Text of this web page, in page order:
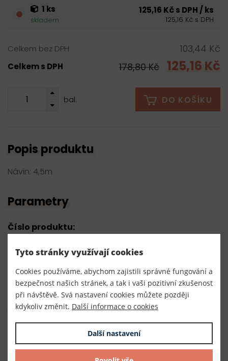
1 ks
skladem
125,16 Kč s DPH / ks
125,16 Kč s DPH
Celkem bez DPH 103,44 Kč
Celkem s DPH 178,80 Kč 125,16 Kč
bal. DO KOŠÍKU
Popis produktu
Návin: 4,5m
Parametry
Číslo produktu:
TKACZIK s.r.o.
Složení
Tyto stránky využívají cookies
Cookies používáme, abychom zajistili správné fungování a
bezpečnost našich stránek, a tak i vaši pozitivní zkušenost
při návštěvě. Svá nastavení cookies můžete později
kdykoliv změnit. Další informace o cookies
Další nastavení